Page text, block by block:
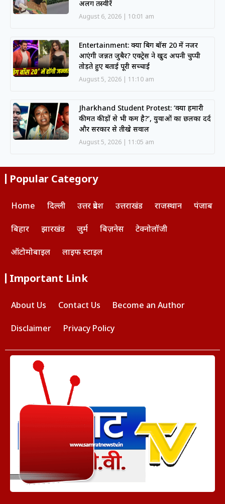
अलग तस्वीरें
August 6, 2026 10:01 am
Entertainment: क्या बिग बॉस 20 में नजर
आएंगी जन्नत जुबैर? एक्ट्रेस ने खुद अपनी चुप्पी
तोड़ते हुए बताई पूरी सच्चाई
August 5, 2026 11:10 am
Jharkhand Student Protest: ‘क्या हमारी
कीमत कीड़ों से भी कम है?’, युवाओं का छलका दर्द
और सरकार से तीखे सवाल
August 5, 2026 11:05 am
Popular Category
Home दिल्ली उत्तर प्रदेश उत्तराखंड राजस्थान पंजाब
बिहार झारखंड जुर्म बिज़नेस टेक्नोलॉजी
ऑटोमोबाइल लाइफ स्टाइल
Important Link
About Us Contact Us Become an Author
Disclaimer Privacy Policy